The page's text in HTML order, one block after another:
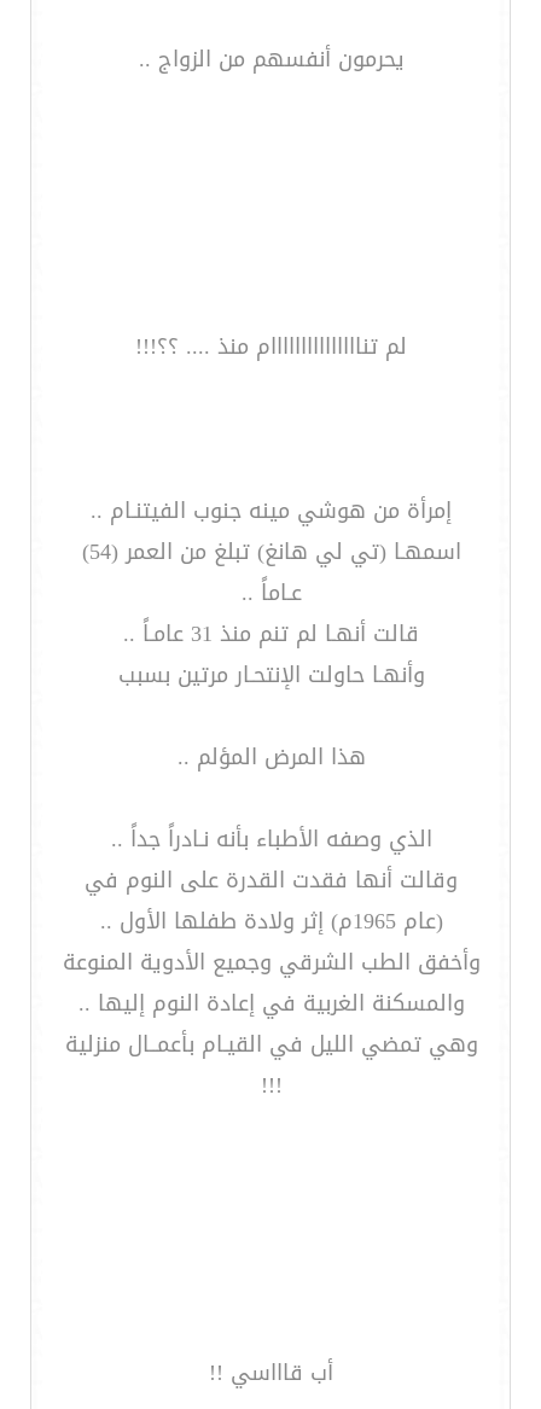
يحرمون أنفسهم من الزواج ..
لم تنااااااااااااااام منذ .... ؟؟!!!
إمرأة من هوشي مينه جنوب الفيتنـام ..
اسمهـا (تي لي هانغ) تبلغ من العمر (54)
عـاماً ..
قالت أنهـا لم تنم منذ 31 عامـاً ..
وأنهـا حاولت الإنتحـار مرتين بسبب
هذا المرض المؤلم ..
الذي وصفه الأطباء بأنه نـادراً جداً ..
وقالت أنها فقدت القدرة على النوم في
(عام 1965م) إثر ولادة طفلها الأول ..
وأخفق الطب الشرقي وجميع الأدوية المنوعة
والمسكنة الغربية في إعادة النوم إليها ..
وهي تمضي الليل في القيـام بأعمــال منزلية
!!!
أب قاااسي !!